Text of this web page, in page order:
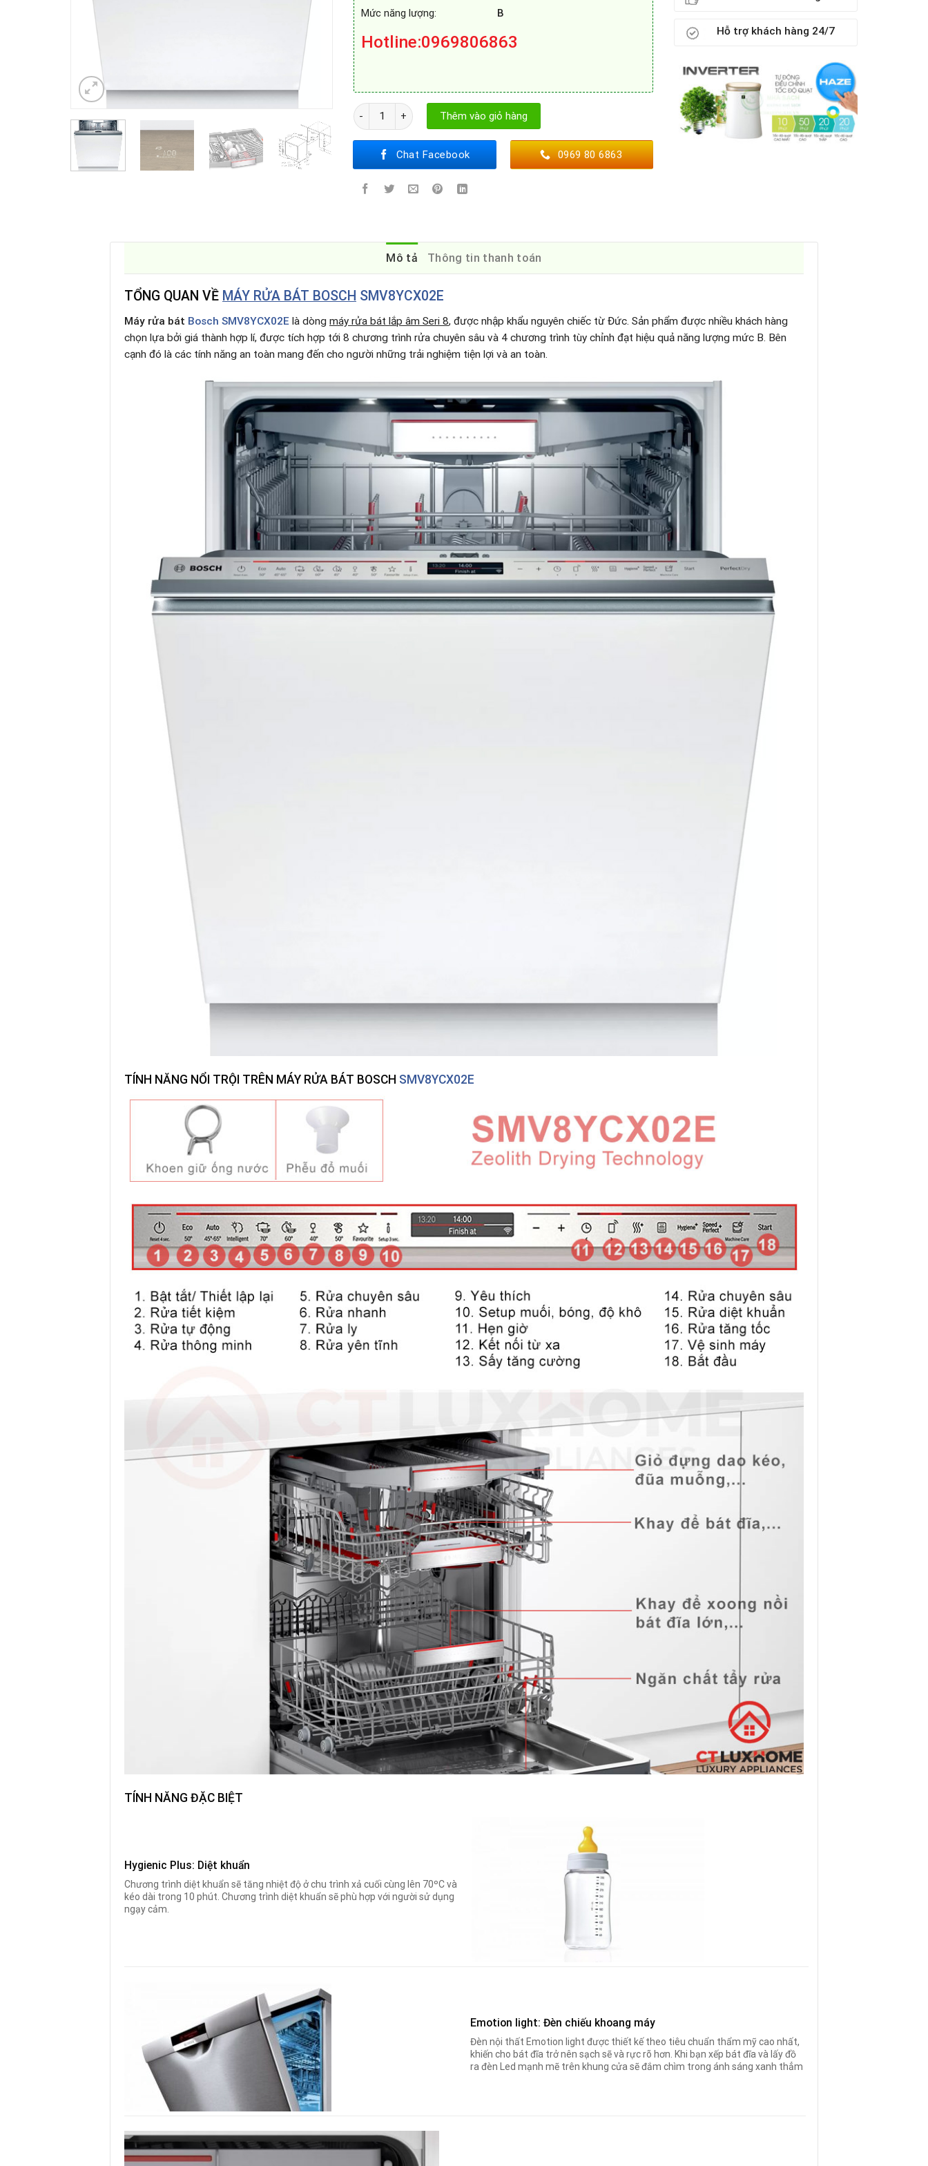
Mức năng lượng: B
Hotline:0969806863
MÁY RỬA BÁT BOSCH SMV8YCX02E số lượng
Thêm vào giỏ hàng
Chat Facebook 0969 80 6863
Hỗ trợ khách hàng 24/7
Mô tả Thông tin thanh toán
TỔNG QUAN VỀ MÁY RỬA BÁT BOSCH SMV8YCX02E
Máy rửa bát Bosch SMV8YCX02E là dòng máy rửa bát lắp âm Seri 8, được nhập khẩu nguyên chiếc từ Đức. Sản phẩm được nhiều khách hàng
chọn lựa bởi giá thành hợp lí, được tích hợp tới 8 chương trình rửa chuyên sâu và 4 chương trình tùy chỉnh đạt hiệu quả năng lượng mức B. Bên
cạnh đó là các tính năng an toàn mang đến cho người những trải nghiệm tiện lợi và an toàn.
TÍNH NĂNG NỔI TRỘI TRÊN MÁY RỬA BÁT BOSCH SMV8YCX02E
TÍNH NĂNG ĐẶC BIỆT
Hygienic Plus: Diệt khuẩn
Chương trình diệt khuẩn sẽ tăng nhiệt độ ở chu trình xả cuối cùng lên 70ºC và
kéo dài trong 10 phút. Chương trình diệt khuẩn sẽ phù hợp với người sử dụng
ngạy cảm.
Emotion light: Đèn chiếu khoang máy
Đèn nội thất Emotion light được thiết kế theo tiêu chuẩn thẩm mỹ cao nhất,
khiến cho bát đĩa trở nên sạch sẽ và rực rõ hơn. Khi bạn xếp bát đĩa và lấy đồ
ra đèn Led mạnh mẽ trên khung cửa sẽ đắm chìm trong ánh sáng xanh thẳm